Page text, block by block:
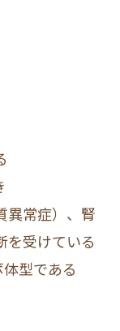
異常症）、腎
を受けている
型である